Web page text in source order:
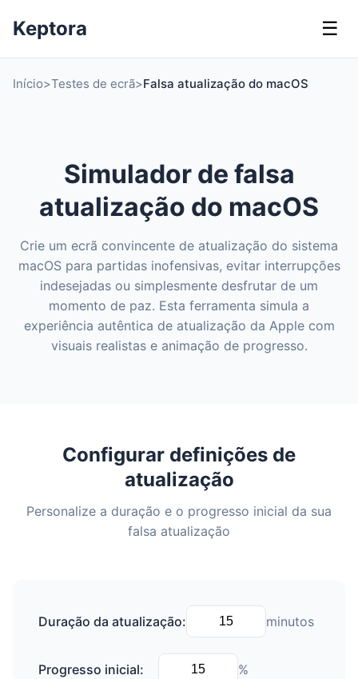
Keptora ☰
Início>Testes de ecrã>Falsa atualização do macOS
Simulador de falsa
atualização do macOS
Crie um ecrã convincente de atualização do sistema
macOS para partidas inofensivas, evitar interrupções
indesejadas ou simplesmente desfrutar de um
momento de paz. Esta ferramenta simula a
experiência autêntica de atualização da Apple com
visuais realistas e animação de progresso.
Configurar definições de
atualização
Personalize a duração e o progresso inicial da sua
falsa atualização
Duração da atualização: minutos
Progresso inicial: %